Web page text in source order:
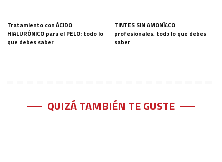
Tratamiento con ÁCIDO
HIALURÓNICO para el PELO: todo lo
que debes saber
TINTES SIN AMONÍACO
profesionales, todo lo que debes
saber
QUIZÁ TAMBIÉN TE GUSTE